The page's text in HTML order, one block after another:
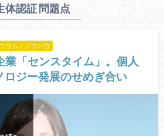
体認証 問題点
ラム・ノウハウ
「センスタイム」。個人
ロジー発展のせめぎ合い